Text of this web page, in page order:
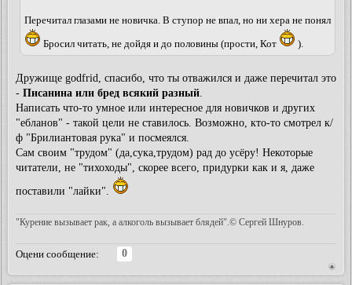
Перечитал глазами не новичка. В ступор не впал, но ни хера не понял
Бросил читать, не дойдя и до половины (прости, Кот
).
Дружище godfrid, спасибо, что ты отважился и даже перечитал это
- Писанина или бред всякий разный
Написать что-то умное или интересное для новичков и других
"ебланов" - такой цели не ставилось. Возможно, кто-то смотрел к/
ф "Брилиантовая рука" и посмеялся.
Сам своим "трудом" (да,сука,трудом) рад до усёру! Некоторые
читатели, не "тихоходы", скорее всего, придурки как и я, даже
поставили "лайки".
"Курение вызывает рак, а алкоголь вызывает блядей".© Сергей Шнуров.
Оцени сообщение:
0